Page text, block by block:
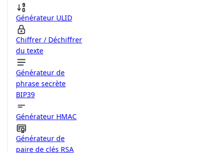
Générateur ULID
Chiffrer / Déchiffrer
du texte
Générateur de
phrase secrète
BIP39
Générateur HMAC
Générateur de
paire de clés RSA